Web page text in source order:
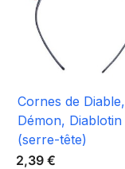
Cornes de Diable,
Démon, Diablotin
(serre-tête)
2,39 €